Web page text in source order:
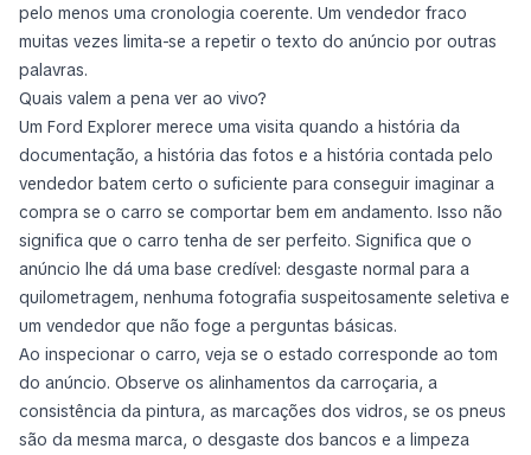
pelo menos uma cronologia coerente. Um vendedor fraco
muitas vezes limita-se a repetir o texto do anúncio por outras
palavras.
Quais valem a pena ver ao vivo?
Um Ford Explorer merece uma visita quando a história da
documentação, a história das fotos e a história contada pelo
vendedor batem certo o suficiente para conseguir imaginar a
compra se o carro se comportar bem em andamento. Isso não
significa que o carro tenha de ser perfeito. Significa que o
anúncio lhe dá uma base credível: desgaste normal para a
quilometragem, nenhuma fotografia suspeitosamente seletiva e
um vendedor que não foge a perguntas básicas.
Ao inspecionar o carro, veja se o estado corresponde ao tom
do anúncio. Observe os alinhamentos da carroçaria, a
consistência da pintura, as marcações dos vidros, se os pneus
são da mesma marca, o desgaste dos bancos e a limpeza